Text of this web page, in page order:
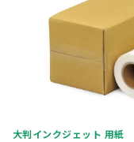
大判インクジェット 用紙